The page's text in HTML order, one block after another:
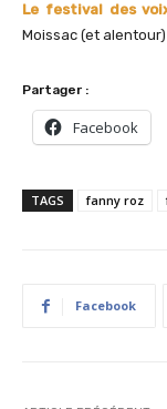
Le festival des
Moissac (et alentour)
Partager :
Facebook
TAGS fanny roz
Facebook